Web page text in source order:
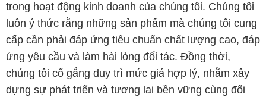
trong hoạt động kinh doanh của chúng tôi. Chúng tôi
luôn ý thức rằng những sản phẩm mà chúng tôi cung
cấp cần phải đáp ứng tiêu chuẩn chất lượng cao, đáp
ứng yêu cầu và làm hài lòng đối tác. Đồng thời,
chúng tôi cố gắng duy trì mức giá hợp lý, nhằm xây
dựng sự phát triển và tương lai bền vững cùng đối